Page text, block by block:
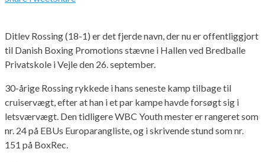
Ditlev Rossing (18-1) er det fjerde navn, der nu er offentliggjort
til Danish Boxing Promotions stævne i Hallen ved Bredballe
Privatskole i Vejle den 26. september.
30-årige Rossing rykkede i hans seneste kamp tilbage til
cruiservægt, efter at han i et par kampe havde forsøgt sig i
letsværvægt. Den tidligere WBC Youth mester er rangeret som
nr. 24 på EBUs Europarangliste, og i skrivende stund som nr.
151 på BoxRec.